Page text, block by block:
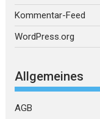
Kommentar-Feed
WordPress.org
Allgemeines
AGB